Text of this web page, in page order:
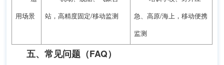
用场景
站，高精度固定/移动监测
急、高原/海上，移动便携
监测
五、常见问题（FAQ）